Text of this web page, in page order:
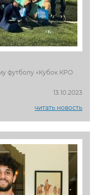
футболу «Кубок КРО
13.10.2023
читать новость